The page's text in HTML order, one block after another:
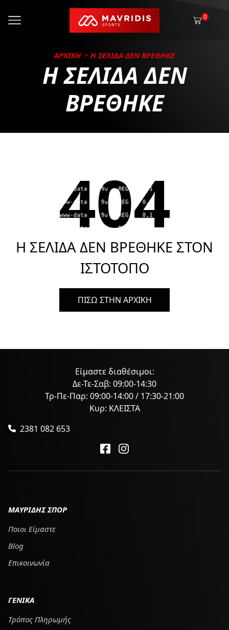
0
ΑΡΧΙΚΗ Η ΣΕΛΙΔΑ ΔΕΝ ΒΡΕΘΗΚΕ
Η ΣΕΛΙΔΑ ΔΕΝ
ΒΡΕΘΗΚΕ
404
Η ΣΕΛΙΔΑ ΔΕΝ ΒΡΕΘΗΚΕ ΣΤΟΝ
ΙΣΤΟΤΟΠΟ
ΠΙΣΩ ΣΤΗΝ ΑΡΧΙΚΗ
Είμαστε διαθέσιμοι:
Δε-Τε-Σαβ: 09:00-14:30
Τρ-Πε-Παρ: 09:00-14:00 / 17:30-21:00
Κυρ: ΚΛΕΙΣΤΑ
2381 082 653
ΜΑΥΡΙΔΗΣ ΣΠΟΡ
Ποιοι Είμαστε
Blog
Επικοινωνία
ΓΕΝΙΚΑ
Τρόπος Πληρωμής